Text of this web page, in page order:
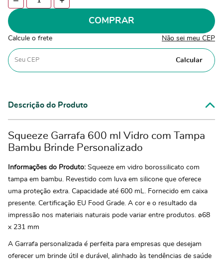
COMPRAR
Calcule o frete Não sei meu CEP
Calcular
Descrição do Produto
Squeeze Garrafa 600 ml Vidro com Tampa
Bambu Brinde Personalizado
Informações do Produto: Squeeze em vidro borossilicato com
tampa em bambu. Revestido com luva em silicone que oferece
uma proteção extra. Capacidade até 600 mL. Fornecido em caixa
presente. Certificação EU Food Grade. A cor e o resultado da
impressão nos materiais naturais pode variar entre produtos. ø68
x 231 mm
A Garrafa personalizada é perfeita para empresas que desejam
oferecer um brinde útil e durável, alinhado às tendências de saúde